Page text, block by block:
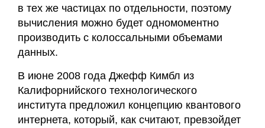
в тех же частицах по отдельности, поэтому
вычисления можно будет одномоментно
производить с колоссальными объемами
данных.
В июне 2008 года Джефф Кимбл из
Калифорнийского технологического
института предложил концепцию квантового
интернета, который, как считают, превзойдет